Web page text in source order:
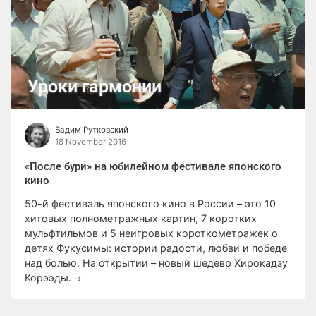
Уроки гармонии
Вадим Рутковский
18 November 2016
«После бури» на юбилейном фестивале японского
кино
50-й фестиваль японского кино в России – это 10
хитовых полнометражных картин, 7 коротких
мульфтильмов и 5 неигровых короткометражек о
детях Фукусимы: истории радости, любви и победе
над болью. На открытии – новый шедевр Хирокадзу
Корээды. →